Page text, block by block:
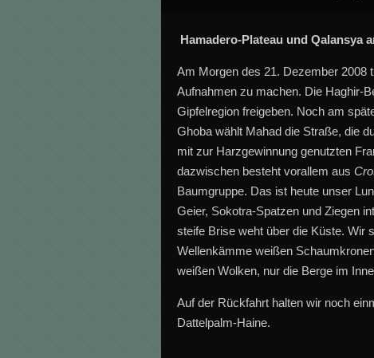
Hamadero-Plateau und Qalansya
Am Morgen des 21. Dezember 2008
Aufnahmen zu machen. Die Haghir-
Gipfelregion freigeben. Noch am
Ghoba wählt Mahad die Straße, die
mit zur Harzgewinnung genutzten
dazwischen besteht vorallem aus
Baumgruppe. Das ist heute unser
Geier, Sokotra-Spatzen und Ziegen
steife Brise weht über die Küste. Wir
Wellenkämme weißen
weißen Wolken, nur die Berge im
Auf der Rückfahrt halten wir noch
Dattelpalm-Haine.